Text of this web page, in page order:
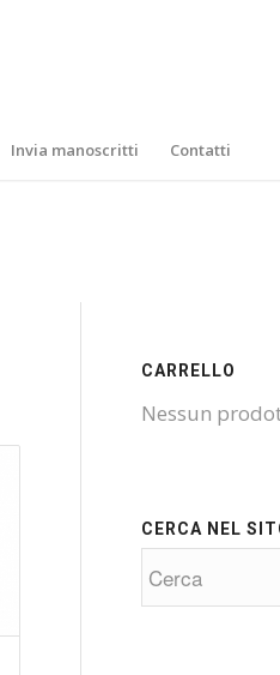
Invia manoscritti Contatti
CARRELLO
Nessun
CERCA NEL